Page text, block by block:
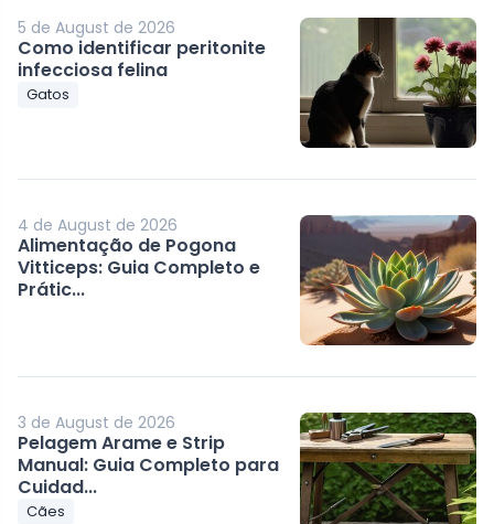
5 de August de 2026
Como identificar peritonite
infecciosa felina
Gatos
4 de August de 2026
Alimentação de Pogona
Vitticeps: Guia Completo e
Prátic...
3 de August de 2026
Pelagem Arame e Strip
Manual: Guia Completo para
Cuidad...
Cães